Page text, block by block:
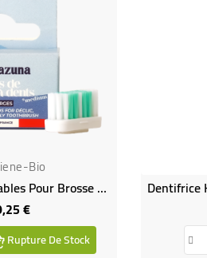
Bio
Têtes Rechargeables Pour Brosse À Dents Écologiques MEDIUM
€Prix
Rupture De Stock